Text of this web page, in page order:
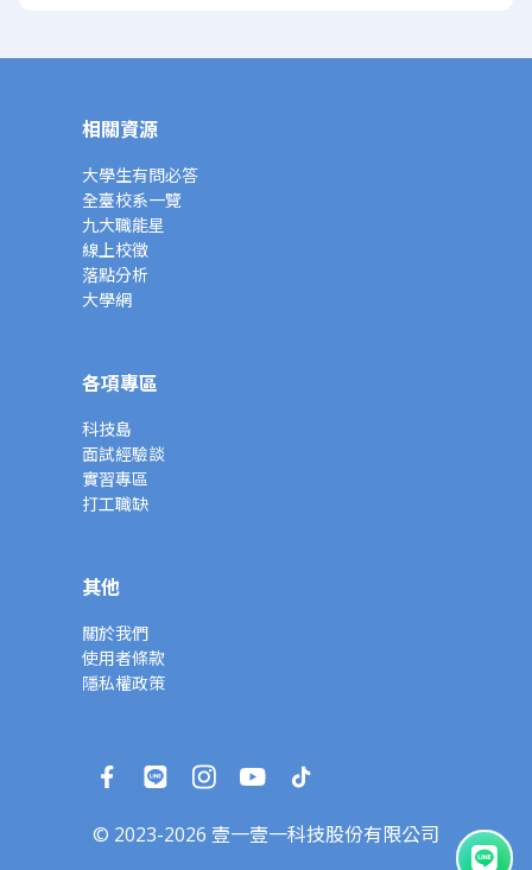
相關資源
大學生有問必答
全臺校系一覽
九大職能星
線上校徵
落點分析
大學網
各項專區
科技島
面試經驗談
實習專區
打工職缺
其他
關於我們
使用者條款
隱私權政策
© 2023-2026 壹一壹一科技股份有限公司